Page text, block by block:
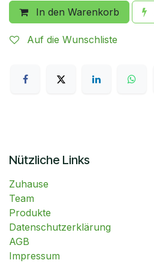
In den Warenkorb
Auf die Wunschliste
Nützliche Links
Zuhause
Team
Produkte
Datenschutzerklärung
AGB
Impressum